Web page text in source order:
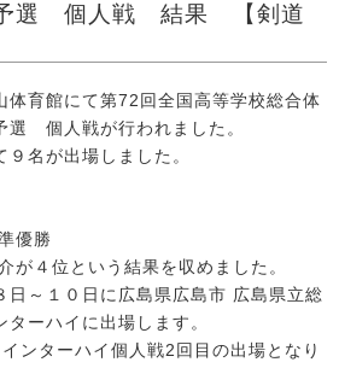
予選 個人戦 結果 【剣道
育館にて第72回全国高等学校総合体
選 個人戦が行われました。
名が出場しました。
準優勝
が４位という結果を収めました。
日～１０日に広島県広島市 広島県立総
ーハイに出場します。
ンターハイ個人戦2回目の出場となり